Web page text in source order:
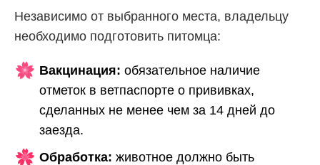
Независимо от выбранного места, владельцу
необходимо подготовить питомца:
Вакцинация: обязательное наличие
отметок в ветпаспорте о прививках,
сделанных не менее чем за 14 дней до
заезда.
Обработка: животное должно быть